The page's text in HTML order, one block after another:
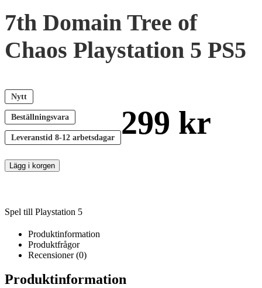
7th Domain Tree of
Chaos Playstation 5 PS5
Nytt
Beställningsvara
Leveranstid 8-12 arbetsdagar 299 kr
Lägg i korgen
Spel till Playstation 5
Produktinformation
Produktfrågor
Recensioner (0)
Produktinformation